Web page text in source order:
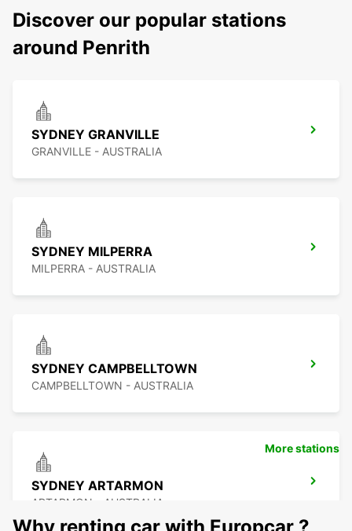
Discover our popular stations
around Penrith
SYDNEY GRANVILLE
GRANVILLE - AUSTRALIA
SYDNEY MILPERRA
MILPERRA - AUSTRALIA
SYDNEY CAMPBELLTOWN
CAMPBELLTOWN - AUSTRALIA
SYDNEY ARTARMON
ARTARMON - AUSTRALIA
More stations